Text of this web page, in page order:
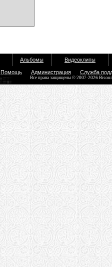
Альбомы Видеоклипы
Помощь Администрация Служба
Все права защищены © 2007-2026